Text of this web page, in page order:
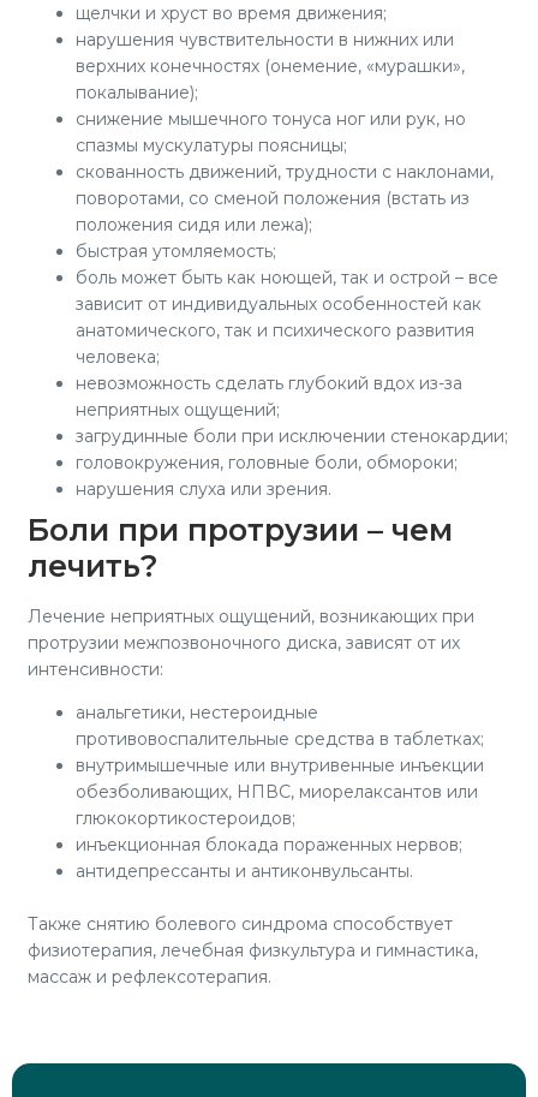
щелчки и хруст во время движения;
нарушения чувствительности в нижних или
верхних конечностях (онемение, «мурашки»,
покалывание);
снижение мышечного тонуса ног или рук, но
спазмы мускулатуры поясницы;
скованность движений, трудности с наклонами,
поворотами, со сменой положения (встать из
положения сидя или лежа);
быстрая утомляемость;
боль может быть как ноющей, так и острой – все
зависит от индивидуальных особенностей как
анатомического, так и психического развития
человека;
невозможность сделать глубокий вдох из-за
неприятных ощущений;
загрудинные боли при исключении стенокардии;
головокружения, головные боли, обмороки;
нарушения слуха или зрения.
Боли при протрузии – чем
лечить?
Лечение неприятных ощущений, возникающих при
протрузии межпозвоночного диска, зависят от их
интенсивности:
анальгетики, нестероидные
противовоспалительные средства в таблетках;
внутримышечные или внутривенные инъекции
обезболивающих, НПВС, миорелаксантов или
глюкокортикостероидов;
инъекционная блокада пораженных нервов;
антидепрессанты и антиконвульсанты.
Также снятию болевого синдрома способствует
физиотерапия, лечебная физкультура и гимнастика,
массаж и рефлексотерапия.